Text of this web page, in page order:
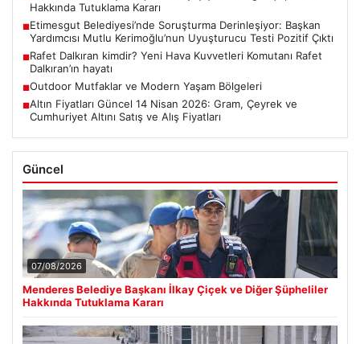
Hakkında Tutuklama Kararı
■Etimesgut Belediyesi’nde Soruşturma Derinleşiyor: Başkan
Yardımcısı Mutlu Kerimoğlu’nun Uyuşturucu Testi Pozitif Çıktı
■Rafet Dalkıran kimdir? Yeni Hava Kuvvetleri Komutanı Rafet
Dalkıran’ın hayatı
■Outdoor Mutfaklar ve Modern Yaşam Bölgeleri
■Altın Fiyatları Güncel 14 Nisan 2026: Gram, Çeyrek ve
Cumhuriyet Altını Satış ve Alış Fiyatları
Güncel
07/08/2026
Menderes Belediye Başkanı İlkay Çiçek ve Diğer Şüpheliler
Hakkında Tutuklama Kararı